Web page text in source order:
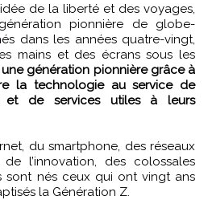
de la liberté et des voyages,
pionnière de globe-
dans les années quatre-vingt,
mains et des écrans sous les
une génération pionnière grâce à
la technologie au service de
et de services utiles à leurs
du smartphone, des réseaux
l’innovation, des colossales
sont nés ceux qui ont vingt ans
la Génération Z.